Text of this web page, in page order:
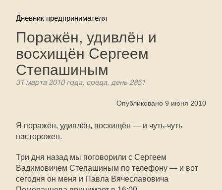
Дневник предпринимателя
Поражён, удивлён и
восхищён Сергеем
Степашиным
31 марта 2010 года, среда, день 2851
Опубликовано 9 июня 2010
Я поражён, удивлён, восхищён — и чуть-чуть
насторожен.
Три дня назад мы поговорили с Сергеем
Вадимовичем Степашиным по телефону — и вот
сегодня он меня и Павла Вячеславовича